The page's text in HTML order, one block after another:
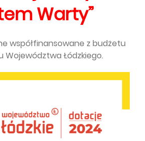
Warty”
współfinansowane z budżetu
Województwa Łódzkiego.